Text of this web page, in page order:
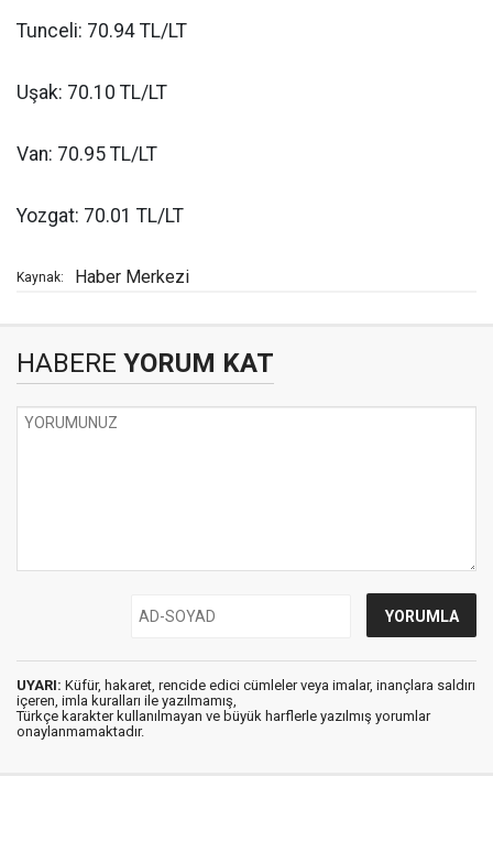
Tunceli: 70.94 TL/LT
Uşak: 70.10 TL/LT
Van: 70.95 TL/LT
Yozgat: 70.01 TL/LT
Kaynak: Haber Merkezi
HABERE YORUM KAT
UYARI: Küfür, hakaret, rencide edici cümleler veya imalar, inançlara saldırı
içeren, imla kuralları ile yazılmamış,
Türkçe karakter kullanılmayan ve büyük harflerle yazılmış yorumlar
onaylanmamaktadır.